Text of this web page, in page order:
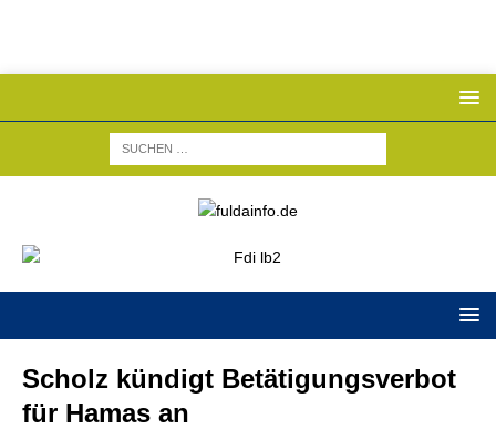
Scholz kündigt Betätigungsverbot
für Hamas an